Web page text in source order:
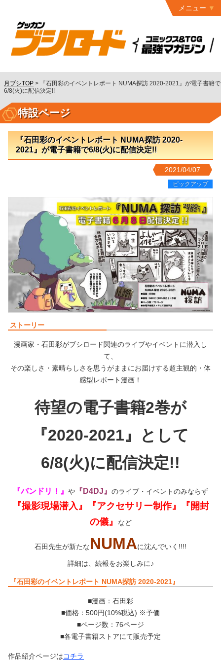
メニュー
最終号
連載作品
読者ページ
お問い合わせ
コミックグロウル
月ブシTOP >
『石田彩のイベントレポート NUMA探訪 2020-2021』が電子書籍で
6/8(火)に配信決定!!
特設ページ
『石田彩のイベントレポート NUMA探訪 2020-
2021』が電子書籍で6/8(火)に配信決定!!
2021/04/07
ピックアップ
ストーリー
漫画家・石田彩がブシロード関連のライブやイベントに潜入し
て、
その楽しさ・素晴らしさを思うがままにお届けする超主観的・体
感型レポート漫画！
待望の電子書籍2巻が
『2020-2021』として
6/8(火)に配信決定!!
『バンドリ！』 や 『D4DJ』 のライブ・イベントのみならず
『撮影現場潜入』『アクセサリー制作』『開封
の儀』
など
石田先生が新たなNUMAに沈んでいく!!!!
詳細は、続報をお楽しみに♪
『石田彩のイベントレポート NUMA探訪 2020-2021』
■漫画：石田彩
■価格：500円(10%税込) ※予価
■ページ数：76ページ
■各電子書籍ストアにて販売予定
作品紹介ページはコチラ